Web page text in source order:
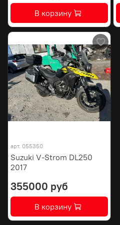
В корзину
арт. 055350
Suzuki V-Strom DL250
2017
355000 руб
В корзину